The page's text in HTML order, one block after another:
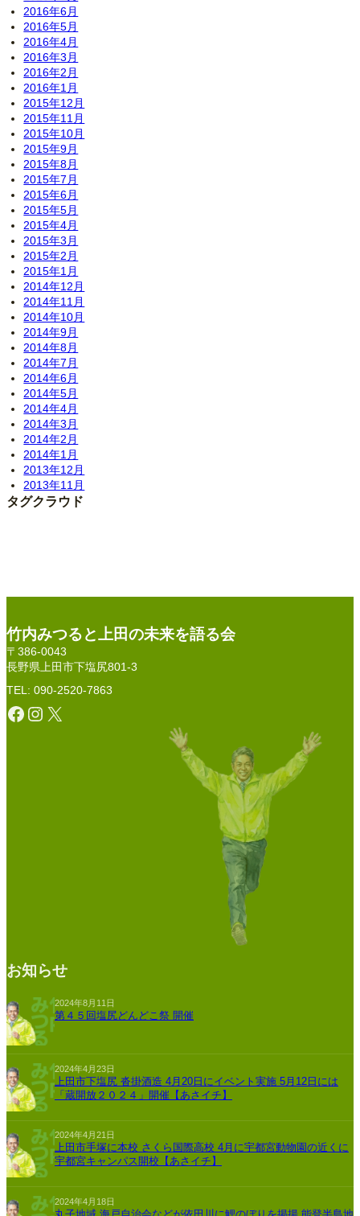
2016年6月
2016年5月
2016年4月
2016年3月
2016年2月
2016年1月
2015年12月
2015年11月
2015年10月
2015年9月
2015年8月
2015年7月
2015年6月
2015年5月
2015年4月
2015年3月
2015年2月
2015年1月
2014年12月
2014年11月
2014年10月
2014年9月
2014年8月
2014年7月
2014年6月
2014年5月
2014年4月
2014年3月
2014年2月
2014年1月
2013年12月
2013年11月
タグクラウド
竹内みつると上田の未来を語る会
〒386-0043
長野県上田市下塩尻801-3
TEL: 090-2520-7863
Facebook Instagram X
お知らせ
2024年8月11日
第４５回塩尻どんどこ祭 開催
2024年4月23日
上田市下塩尻 沓掛酒造 4月20日にイベント実施 5月12日には
「蔵開放２０２４」開催【あさイチ】
2024年4月21日
上田市手塚に本校 さくら国際高校 4月に宇都宮動物園の近くに
宇都宮キャンパス開校【あさイチ】
2024年4月18日